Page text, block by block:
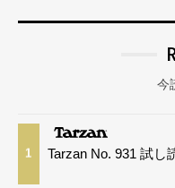
今
1 Tarzan No. 931 試し